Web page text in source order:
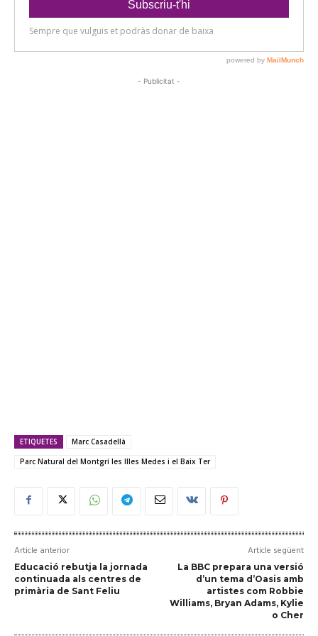
- Publicitat -
ETIQUETES
Marc Casadellà
Parc Natural del Montgrí les Illes Medes i el Baix Ter
Article anterior
Educació rebutja la jornada
continuada als centres de
primària de Sant Feliu
Article següent
La BBC prepara una versió
d’un tema d’Oasis amb
artistes com Robbie
Williams, Bryan Adams, Kylie
o Cher